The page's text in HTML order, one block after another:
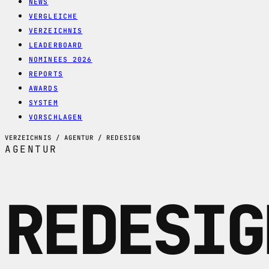
NEWS
VERGLEICHE
VERZEICHNIS
LEADERBOARD
NOMINEES 2026
REPORTS
AWARDS
SYSTEM
VORSCHLAGEN
VERZEICHNIS / AGENTUR / REDESIGN
AGENTUR